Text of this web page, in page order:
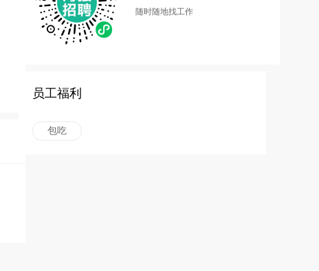
随时随地找工作
员工福利
包吃